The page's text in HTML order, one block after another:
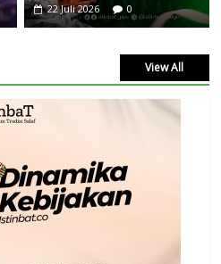
22 Juli 2026 0
View All